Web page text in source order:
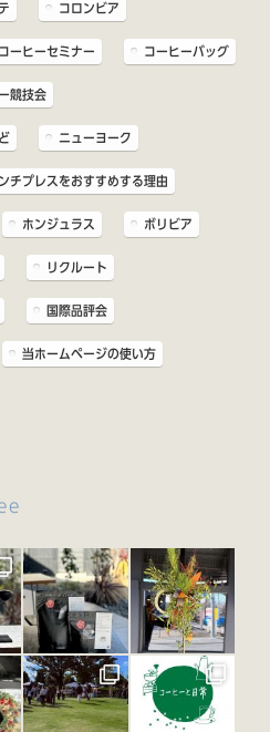
コロンビア
コーヒーセミナー コーヒーバッグ
競技会
ニューヨーク
チプレスをおすすめする理由
ホンジュラス ボリビア
リクルート
国際品評会
当ホームページの使い方